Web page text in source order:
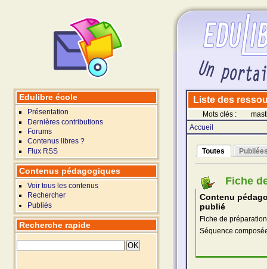
Liste des
Mots clés :
Accueil
Toutes
Fiche
Contenu
publié
Fiche de
Séquence
Edulibre école
Présentation
Dernières contributions
Forums
Contenus libres ?
Flux RSS
Contenus pédagogiques
Voir tous les contenus
Rechercher
Publiés
Recherche rapide